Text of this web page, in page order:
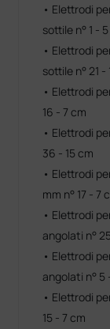
• Elettrodi
sottile n° 1 -
• Elettrodi
sottile n° 21 -
• Elettrodi
16 - 7 cm
• Elettrodi
36 - 15 cm
• Elettrodi
mm n° 17 - 7
• Elettrodi
angolati n°
• Elettrodi
angolati n° 5
• Elettrodi
15 - 7 cm